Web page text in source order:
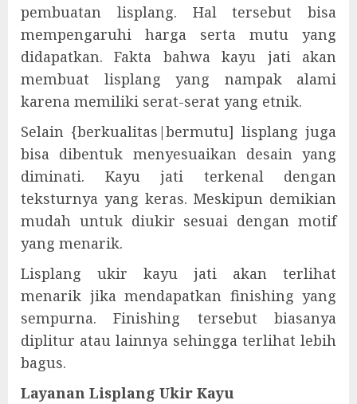
pembuatan lisplang. Hal tersebut bisa
mempengaruhi harga serta mutu yang
didapatkan. Fakta bahwa kayu jati akan
membuat lisplang yang nampak alami
karena memiliki serat-serat yang etnik.
Selain {berkualitas|bermutu] lisplang juga
bisa dibentuk menyesuaikan desain yang
diminati. Kayu jati terkenal dengan
teksturnya yang keras. Meskipun demikian
mudah untuk diukir sesuai dengan motif
yang menarik.
Lisplang ukir kayu jati akan terlihat
menarik jika mendapatkan finishing yang
sempurna. Finishing tersebut biasanya
diplitur atau lainnya sehingga terlihat lebih
bagus.
Layanan Lisplang Ukir Kayu